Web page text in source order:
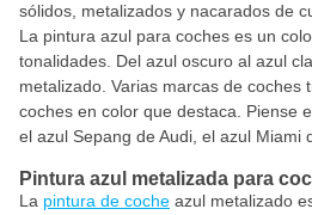
sólidos, metalizados y nacarados de
La pintura azul para coches es un
tonalidades. Del azul oscuro al azul
metalizado. Varias marcas de coches
coches en color que destaca. Piense
el azul Sepang de Audi, el azul Miami
Pintura azul metalizada para
La pintura de coche azul metalizado